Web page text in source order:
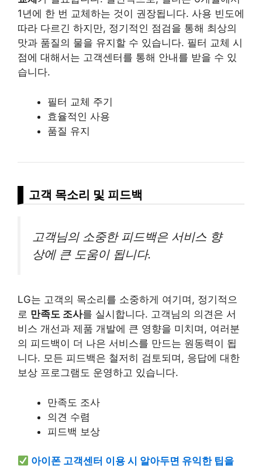
1년에 한 번 교체하는 것이 권장됩니다. 사용 빈도에
따라 다르긴 하지만, 정기적인 점검을 통해 최상의
맛과 품질의 물을 유지할 수 있습니다. 필터 교체 시
점에 대해서는 고객센터를 통해 안내를 받을 수 있
습니다.
필터 교체 주기
효율적인 사용
품질 유지
고객 목소리 및 피드백
고객님의 소중한 피드백은 서비스 향
상에 큰 도움이 됩니다.
LG는 고객의 목소리를 소중하게 여기며, 정기적으
로 만족도 조사를 실시합니다. 고객님의 의견은 서
비스 개선과 제품 개발에 큰 영향을 미치며, 여러분
의 피드백이 더 나은 서비스를 만드는 원동력이 됩
니다. 모든 피드백은 철저히 검토되며, 응답에 대한
보상 프로그램도 운영하고 있습니다.
만족도 조사
의견 수렴
피드백 보상
아이폰 고객센터 이용 시 알아두면 유익한 팁을